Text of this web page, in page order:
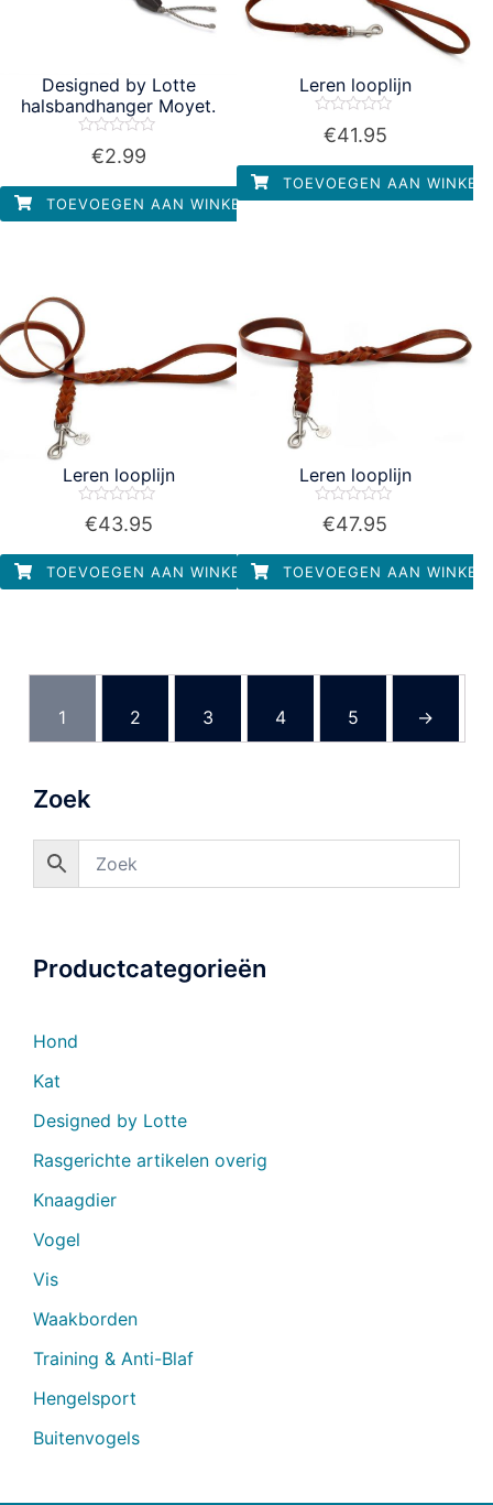
Designed by Lotte
halsbandhanger Moyet.
Waardering
5
€2.99
TOEVOEGEN AAN WINKELWAGEN
Leren looplijn
Waardering
5
€41.95
TOEVOEGEN AAN
Leren looplijn
Waardering
0
5
€43.95
TOEVOEGEN AAN WINKELWAGEN
Leren looplijn
Waardering
5
€47.95
TOEVOEGEN AAN
1 2 3 4 5 →
Zoek
Productcategorieën
Hond
Kat
Designed by Lotte
Rasgerichte artikelen overig
Knaagdier
Vogel
Vis
Waakborden
Training & Anti-Blaf
Hengelsport
Buitenvogels